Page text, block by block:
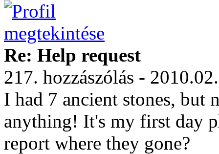
Re: Help request
217. hozzászólás -
I had 7 ancient stones,
anything! It's my first day
report where they gone?